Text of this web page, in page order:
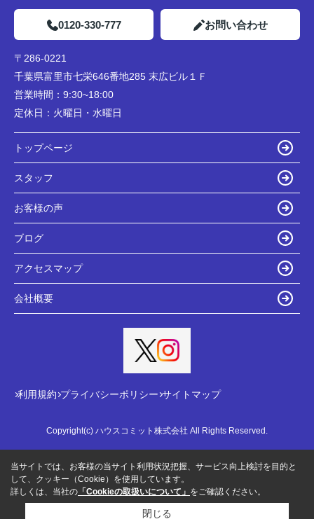
0120-330-777 お問い合わせ
〒286-0221
千葉県富里市七栄646番地285 末広ビル１Ｆ
営業時間： 9:30~18:00
定休日： 火曜日・水曜日
トップページ
スタッフ
お客様の声
ブログ
アクセスマップ
会社概要
利用規約 プライバシーポリシー サイトマップ
Copyright(c) ハウスコミット株式会社 All Rights Reserved.
当サイトでは、お客様の当サイト利用状況把握、サービス向上検討を目的と
して、クッキー（Cookie）を使用しています。
詳しくは、当社の 「Cookieの取扱いについて」 をご確認ください。
閉じる